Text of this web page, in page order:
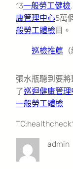
13一般勞工健檢
康管理中心5萬
般勞工體檢目。
巡檢推薦
張水瓶聽到要
了巡迴健康管理
一般勞工體檢
admin